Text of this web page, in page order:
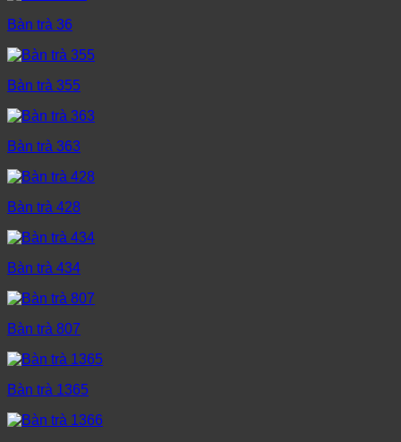
Bàn trà 36
Bàn trà 355
Bàn trà 363
Bàn trà 428
Bàn trà 434
Bàn trà 807
Bàn trà 1365